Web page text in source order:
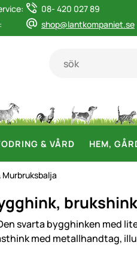
08- 420 027 89
shop@lantkompaniet.se
& VÅRD HEM,
Murbruksbalja